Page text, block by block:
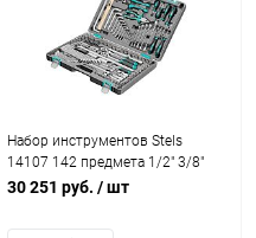
Набор инструментов Stels
14107 142 предмета 1/2" 3/8"
1/4" в кейсе
30 251 руб. / шт